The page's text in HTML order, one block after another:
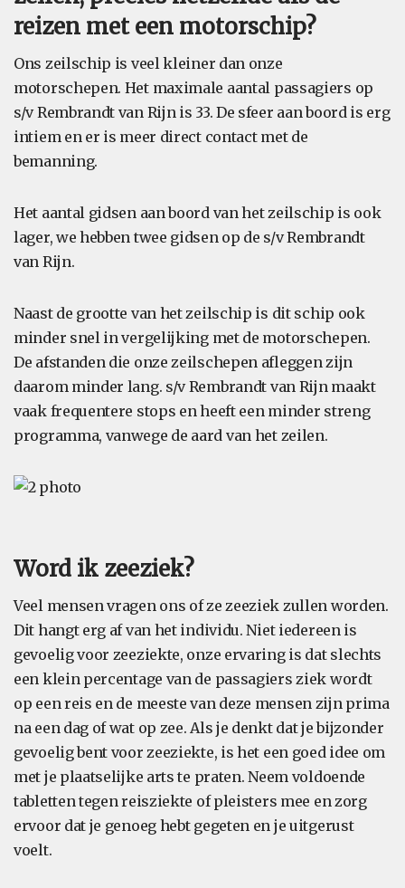
reizen met een motorschip?
Ons zeilschip is veel kleiner dan onze
motorschepen. Het maximale aantal passagiers op
s/v Rembrandt van Rijn is 33. De sfeer aan boord is erg
intiem en er is meer direct contact met de
bemanning.
Het aantal gidsen aan boord van het zeilschip is ook
lager, we hebben twee gidsen op de s/v Rembrandt
van Rijn.
Naast de grootte van het zeilschip is dit schip ook
minder snel in vergelijking met de motorschepen.
De afstanden die onze zeilschepen afleggen zijn
daarom minder lang. s/v Rembrandt van Rijn maakt
vaak frequentere stops en heeft een minder streng
programma, vanwege de aard van het zeilen.
Word ik zeeziek?
Veel mensen vragen ons of ze zeeziek zullen worden.
Dit hangt erg af van het individu. Niet iedereen is
gevoelig voor zeeziekte, onze ervaring is dat slechts
een klein percentage van de passagiers ziek wordt
op een reis en de meeste van deze mensen zijn prima
na een dag of wat op zee. Als je denkt dat je bijzonder
gevoelig bent voor zeeziekte, is het een goed idee om
met je plaatselijke arts te praten. Neem voldoende
tabletten tegen reisziekte of pleisters mee en zorg
ervoor dat je genoeg hebt gegeten en je uitgerust
voelt.